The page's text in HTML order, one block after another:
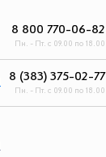
8 800 770-06-82
Пн. - Пт. с 09.00 по 18.00
8 (383) 375-02-77
Пн. - Пт. с 09.00 по 18.00